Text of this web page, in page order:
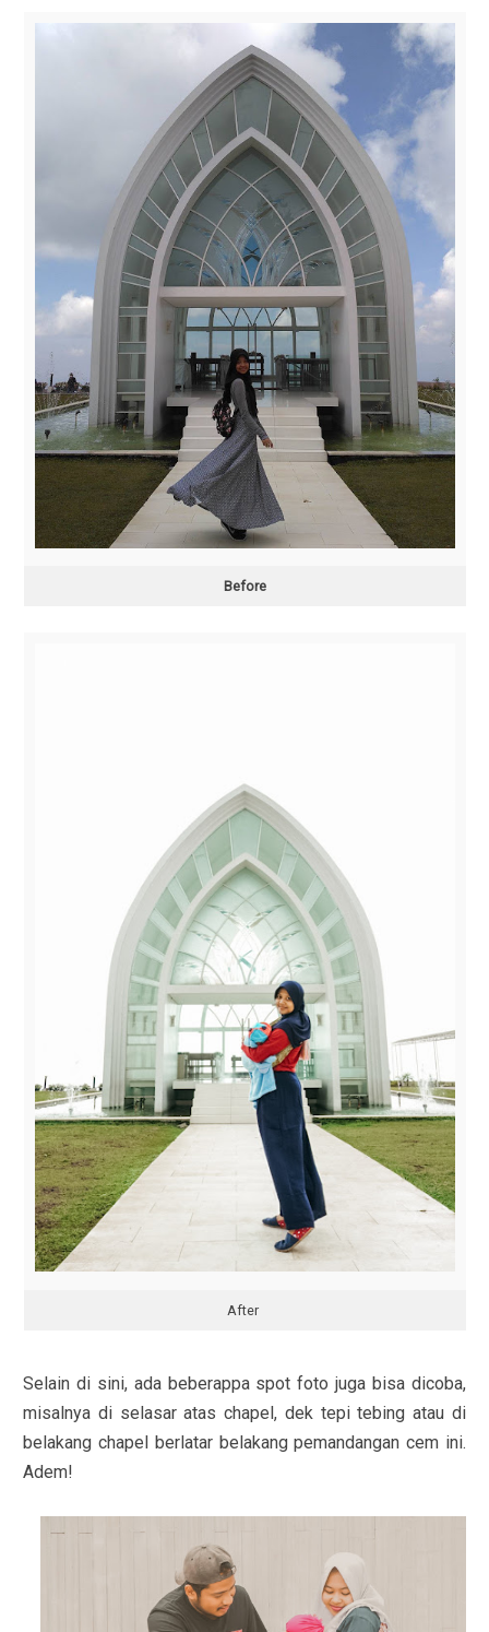
Before
After
Selain di sini, ada beberappa spot foto juga bisa dicoba,
misalnya di selasar atas chapel, dek tepi tebing atau di
belakang chapel berlatar belakang pemandangan cem ini.
Adem!